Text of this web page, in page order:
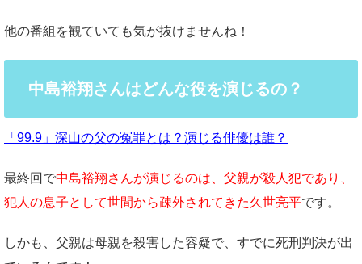
他の番組を観ていても気が抜けませんね！
中島裕翔さんはどんな役を演じるの？
「99.9」深山の父の冤罪とは？演じる俳優は誰？
最終回で中島裕翔さんが演じるのは、父親が殺人犯であり、
犯人の息子として世間から疎外されてきた久世亮平です。
しかも、父親は母親を殺害した容疑で、すでに死刑判決が出